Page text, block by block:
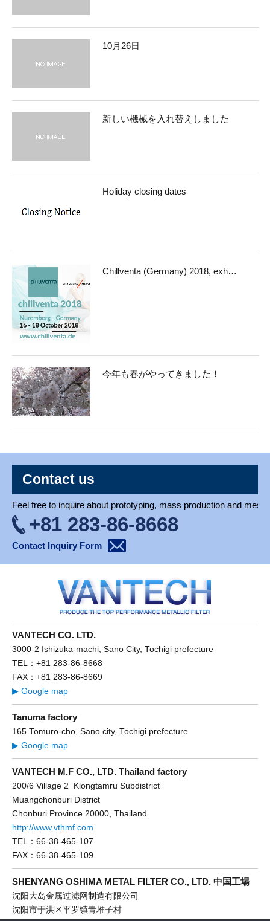
10月26日
新しい機械を入れ替えしました
Holiday closing dates
Chillventa (Germany) 2018, exh…
今年も春がやってきました！
Contact us
Feel free to inquire about prototyping, mass production and mesh
+81 283-86-8668
Contact Inquiry Form
VANTECH CO. LTD.
3000-2 Ishizuka-machi, Sano City, Tochigi prefecture
TEL：+81 283-86-8668
FAX：+81 283-86-8669
▶ Google map
Tanuma factory
165 Tomuro-cho, Sano city, Tochigi prefecture
▶ Google map
VANTECH M.F CO., LTD. Thailand factory
200/6 Village 2 Klongtamru Subdistrict
Muangchonburi District
Chonburi Province 20000, Thailand
http://www.vthmf.com
TEL：66-38-465-107
FAX：66-38-465-109
SHENYANG OSHIMA METAL FILTER CO., LTD. 中国工場
沈阳大岛金属过滤网制造有限公司
沈阳市于洪区平罗镇青堆子村